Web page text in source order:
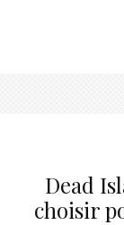
Dead
choisir